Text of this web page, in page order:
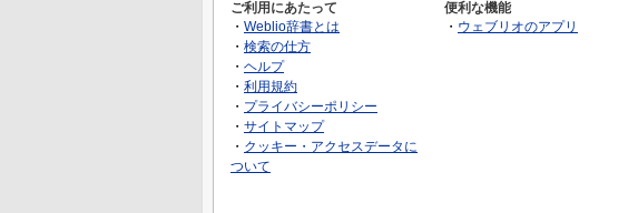
ご利用にあたって
・ Weblio辞書とは
・ 検索の仕方
・ ヘルプ
・ 利用規約
・ プライバシーポリシー
・ サイトマップ
・ クッキー・アクセスデータに
ついて
便利な機能
・ ウェブリオのアプリ